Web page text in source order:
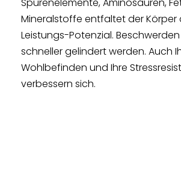
Mineralstoffe entfaltet der
Leistungs-Potenzial.
schneller gelindert werden. Auch
Wohlbefinden und Ihre
verbessern sich.